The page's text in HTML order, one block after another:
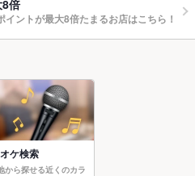
倍
ントが最大8倍たまるお店はこちら！
ケ検索
から探せる近くのカラ